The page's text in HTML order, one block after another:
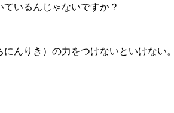
いるんじゃないですか？
んりき）の力をつけないといけない